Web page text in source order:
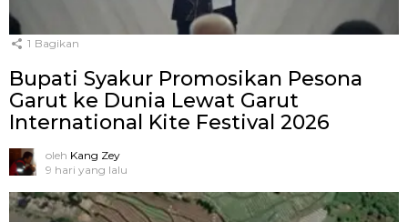
1 Bagikan
Bupati Syakur Promosikan Pesona
Garut ke Dunia Lewat Garut
International Kite Festival 2026
oleh Kang Zey
9 hari yang lalu